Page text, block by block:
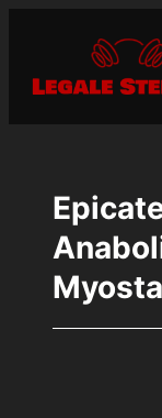
springen